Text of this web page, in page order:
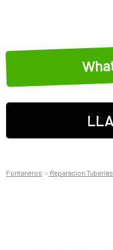
Fontaneros Reparacion